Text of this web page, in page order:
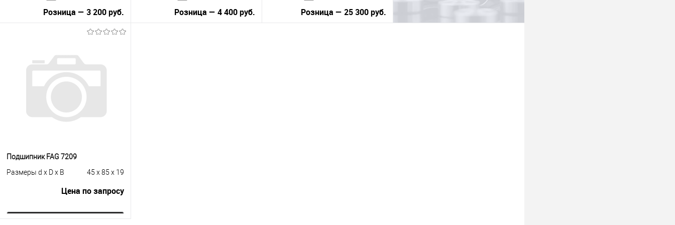
Розница — 3 200 руб.
Купить в 1 клик
К сравнению
В избранное
Под заказ
Розница — 4 400 руб.
Розница — 25 300 руб.
Подшипник FAG 7209
Размеры d x D x B
45 x 85 x 19
Цена по запросу